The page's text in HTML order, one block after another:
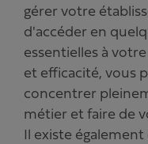
gérer votre
d'accéder en
essentielles à
et efficacité, vous
concentrer
métier et faire de
Il existe